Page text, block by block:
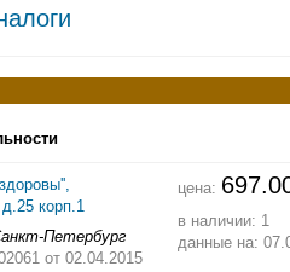
корп.1
Петербург
от 02.04.2015
цена:
в наличии: 1
данные на: